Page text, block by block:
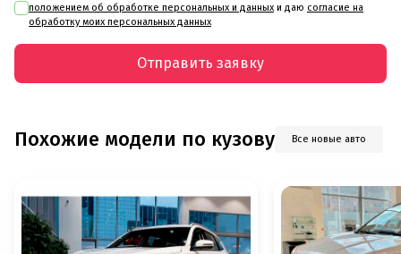
положением об обработке персональных и данных и даю согласие на
обработку моих персональных данных
Отправить заявку
Похожие модели по кузову Все новые авто